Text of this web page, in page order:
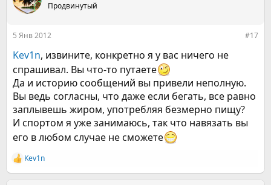
Продвинутый
5 Янв 2012 #17
Kev1n, извините, конкретно я у вас ничего не
спрашивал. Вы что-то путаете
Да и историю сообщений вы привели неполную.
Вы ведь согласны, что даже если бегать, все равно
заплывешь жиром, употребляя безмерно пищу?
И спортом я уже занимаюсь, так что навязать вы
его в любом случае не сможете
Р
е
Kev1n